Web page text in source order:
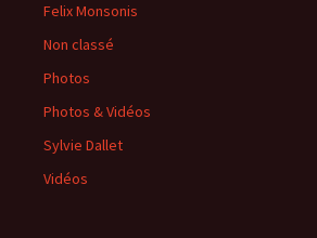
Felix Monsonis
Non classé
Photos
Photos & Vidéos
Sylvie Dallet
Vidéos